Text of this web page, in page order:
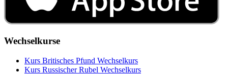
Wechselkurse
Kurs Britisches Pfund Wechselkurs
Kurs Russischer Rubel Wechselkurs